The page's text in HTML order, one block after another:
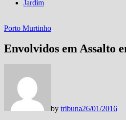
Jardim
Porto Murtinho
Envolvidos em Assalto
by tribuna26/01/2016